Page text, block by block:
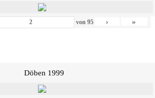
von 95 › »
Döben 1999